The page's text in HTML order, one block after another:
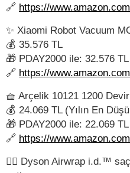
🔗 https://
✨ Xiaomi Robot Vacuum
💰 35.576 TL
🎁 PDAY2000 ile: 32.576 TL
🔗 https://
🧺 Arçelik 10121 1200
💰 24.069 TL (Yılın En
🎁 PDAY2000 ile: 22.069 TL
🔗 https://
💇‍♀️ Dyson Airwrap i.d.™